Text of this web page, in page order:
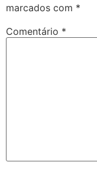
marcados com *
Comentário *